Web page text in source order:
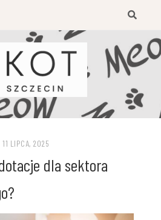
11 LIPCA, 2025
dla sektora